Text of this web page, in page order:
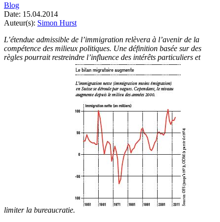
Blog
Date: 15.04.2014
Auteur(s): Simon Hurst
L’étendue admissible de l’immigration relèvera à l’avenir de la
compétence des milieux politiques. Une définition basée sur des
règles pourrait restreindre l’influence des intérêts particuliers et
limiter la bureaucratie.